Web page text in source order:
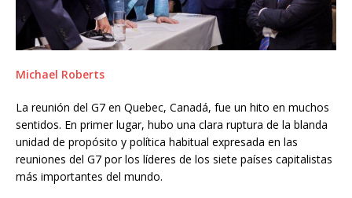
Michael Roberts
La reunión del G7 en Quebec, Canadá, fue un hito en muchos
sentidos. En primer lugar, hubo una clara ruptura de la blanda
unidad de propósito y política habitual expresada en las
reuniones del G7 por los líderes de los siete países capitalistas
más importantes del mundo.